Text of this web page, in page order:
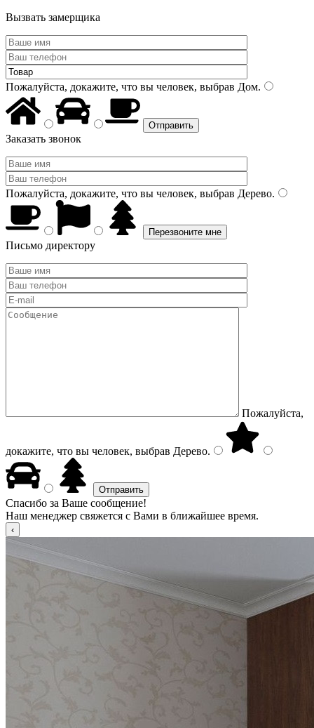
Вызвать замерщика
Пожалуйста, докажите, что вы человек, выбрав Дом.
Заказать звонок
Пожалуйста, докажите, что вы человек, выбрав Дерево.
Письмо директору
Пожалуйста,
докажите, что вы человек, выбрав Дерево.
Спасибо за Ваше сообщение!
Наш менеджер свяжется с Вами в ближайшее время.